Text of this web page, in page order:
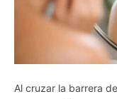
Al cruzar la barrera